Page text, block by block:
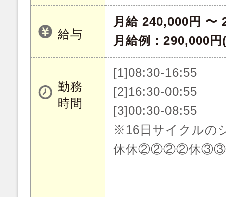
給与
月給 240,000円 〜
月給例：290,000
勤務
時間
[1]08:30-16:55
[2]16:30-00:55
[3]00:30-08:55
※16日サイクル
休休②②②②休